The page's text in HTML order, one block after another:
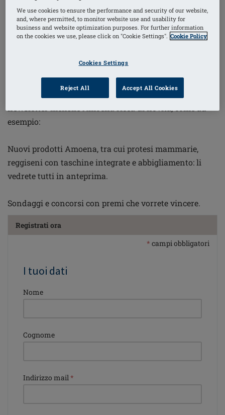
Rimani informata con consigli, le ultime notizie sul
tumore al seno, suggerimenti, storie ispiratrici e
Riceverete anche offerte e sconti esclusivi, oltre a una
newsletter mensile Amoena ricca di novità, come ad
esempio:
Nuovi prodotti Amoena, tra cui protesi mammarie,
reggiseni con taschine integrate e abbigliamento: li
vedrete tutti in anteprima.
Sondaggi e concorsi con premi che vorrete vincere.
Registrati ora
* campi obbligatori
I tuoi dati
Nome
Cognome
Indirizzo mail*
We use cookies to ensure the performance and security of our website,
and, where permitted, to monitor website use and usability for
business and website optimization purposes. For further information
on the cookies we use, please click on "Cookie Settings". Cookie Policy
Cookies Settings
Reject All Accept All Cookies